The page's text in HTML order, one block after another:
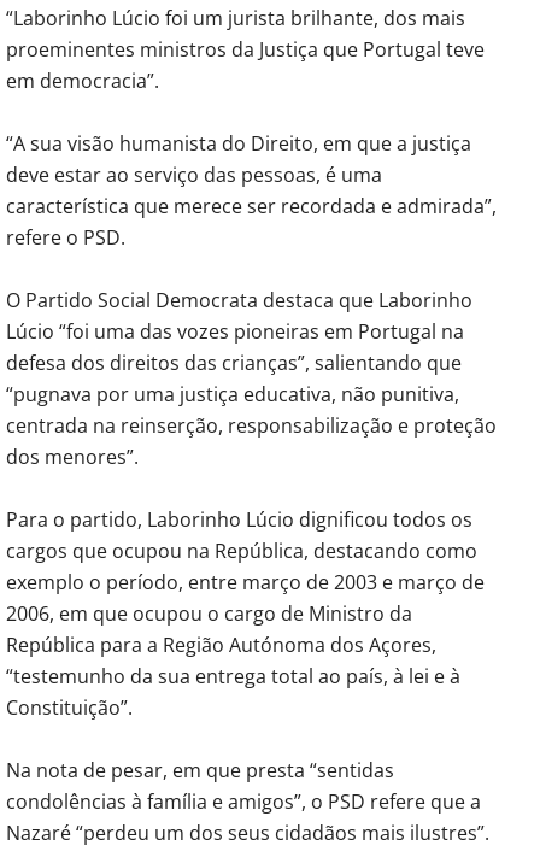
“Laborinho Lúcio foi um jurista brilhante, dos mais
proeminentes ministros da Justiça que Portugal teve
em democracia”.
“A sua visão humanista do Direito, em que a justiça
deve estar ao serviço das pessoas, é uma
característica que merece ser recordada e admirada”,
refere o PSD.
O Partido Social Democrata destaca que Laborinho
Lúcio “foi uma das vozes pioneiras em Portugal na
defesa dos direitos das crianças”, salientando que
“pugnava por uma justiça educativa, não punitiva,
centrada na reinserção, responsabilização e proteção
dos menores”.
Para o partido, Laborinho Lúcio dignificou todos os
cargos que ocupou na República, destacando como
exemplo o período, entre março de 2003 e março de
2006, em que ocupou o cargo de Ministro da
República para a Região Autónoma dos Açores,
“testemunho da sua entrega total ao país, à lei e à
Constituição”.
Na nota de pesar, em que presta “sentidas
condolências à família e amigos”, o PSD refere que a
Nazaré “perdeu um dos seus cidadãos mais ilustres”.